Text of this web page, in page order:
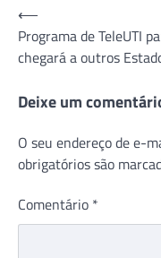
Navegação
de
Post
⟵
Programa de TeleUTI
chegará a outros
Deixe um
O seu endereço de e-
obrigatórios são
Comentário *